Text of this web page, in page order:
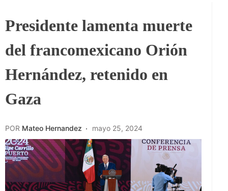
Presidente lamenta muerte
del francomexicano Orión
Hernández, retenido en
Gaza
POR Mateo Hernandez mayo 25, 2024